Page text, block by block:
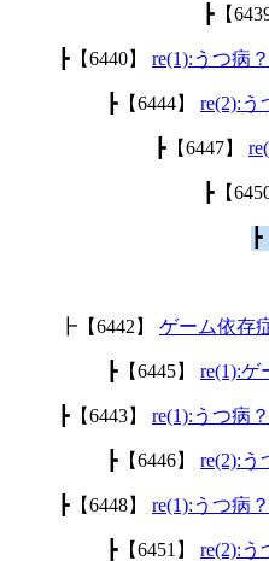
┣【
┣【6440】 re(1):うつ病？
┣【6444】 re(2):う
┣【6447】
┣【
┣【6442】 ゲーム依存
┣【6445】 re(1):ゲ
┣【6443】 re(1):うつ病？
┣【6446】 re(2):う
┣【6448】 re(1):うつ病？
┣【6451】 re(2):う